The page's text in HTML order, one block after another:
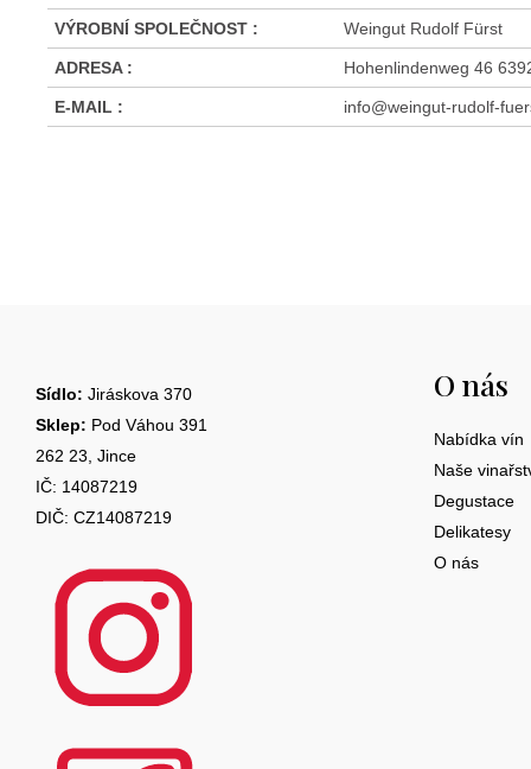
VÝROBNÍ SPOLEČNOST : Weingut Rudolf Fürst
ADRESA : Hohenlindenweg 46
E-MAIL : info@weingut-rudolf-
Sídlo: Jiráskova 370
Sklep: Pod Váhou 391
262 23, Jince
IČ: 14087219
DIČ: CZ14087219
O nás
Nabídka vín
Naše
Degustace
Delikatesy
O nás